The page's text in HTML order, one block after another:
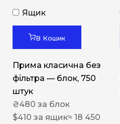
Ящик
В Кошик
Прима класична без
фільтра — блок, 750
штук
₴480 за блок
$410 за ящик≈ 18 450